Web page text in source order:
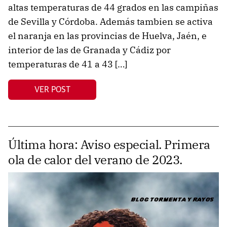
altas temperaturas de 44 grados en las campiñas
de Sevilla y Córdoba. Además tambien se activa
el naranja en las provincias de Huelva, Jaén, e
interior de las de Granada y Cádiz por
temperaturas de 41 a 43 […]
VER POST
Última hora: Aviso especial. Primera
ola de calor del verano de 2023.